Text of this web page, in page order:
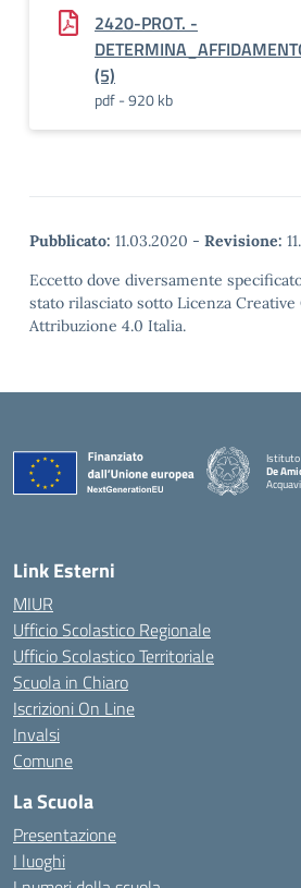
2420-PROT. -
(5)
pdf - 920 kb
Pubblicato: 11.03.2020 - Revisione:
Eccetto dove diversamente
stato rilasciato sotto Licenza Creative
Attribuzione 4.0 Italia.
Istituto
De
—
Link Esterni
MIUR
Ufficio Scolastico Regionale
Ufficio Scolastico Territoriale
Scuola in Chiaro
Iscrizioni On Line
Invalsi
Comune
La Scuola
Presentazione
I luoghi